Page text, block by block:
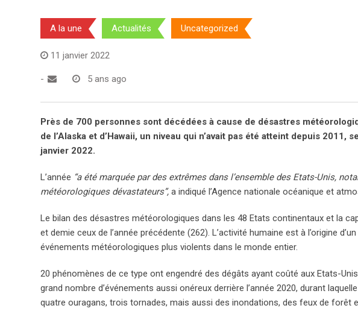
A la une Actualités Uncategorized
11 janvier 2022
- 5 ans ago
Près de 700 personnes sont décédées à cause de désastres
de l’Alaska et d’Hawaii, un niveau qui n’avait pas été atteint depuis
janvier 2022.
L’année “a été marquée par des extrêmes dans l’ensemble des Etats-Unis,
météorologiques dévastateurs”, a indiqué l’Agence nationale océanique et
Le bilan des désastres météorologiques dans les 48 Etats continentaux et la
et demie ceux de l’année précédente (262). L’activité humaine est à l’origine
événements météorologiques plus violents dans le monde entier.
20 phénomènes de ce type ont engendré des dégâts ayant coûté aux Etats-
grand nombre d’événements aussi onéreux derrière l’année 2020, durant
quatre ouragans, trois tornades, mais aussi des inondations, des feux de forêt